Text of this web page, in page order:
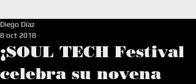
¡SOUL TECH Festival
celebra su novena
Diego Díaz
8 oct 2018